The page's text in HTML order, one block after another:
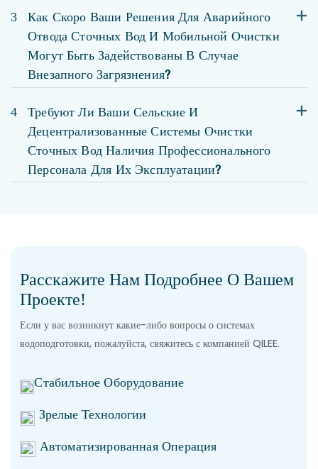
3
Как Скоро Ваши Решения Для Аварийного
Отвода Сточных Вод И Мобильной Очистки
Могут Быть Задействованы В Случае
Внезапного Загрязнения?
4
Требуют Ли Ваши Сельские И
Децентрализованные Системы Очистки
Сточных Вод Наличия Профессионального
Персонала Для Их Эксплуатации?
Расскажите Нам Подробнее О Вашем
Проекте!
Если у вас возникнут какие-либо вопросы о системах
водоподготовки, пожалуйста, свяжитесь с компанией QILEE.
Стабильное Оборудование
Зрелые Технологии
Автоматизированная Операция